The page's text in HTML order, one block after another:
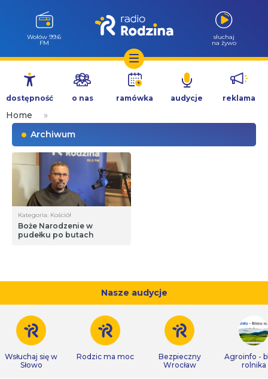
Przejdź
treści
Wołów 99.6
FM
słuchaj
na żywo
dostępność o nas ramówka audycje reklama
Home
»
Archiwum
Kategoria: Kościół
Boże Narodzenie w
pudełku po butach
Nasze audycje
Wsłuchaj się w
Słowo
Rodzic ma moc
Bezpieczny
Wrocław
Agroinfo -
rolnika